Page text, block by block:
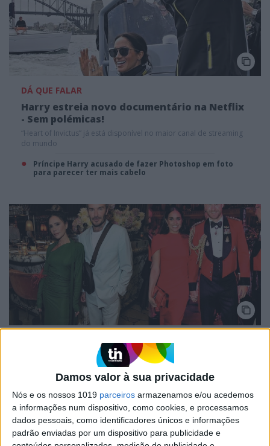
Damos valor à sua privacidade
Nós e os nossos 1019 parceiros armazenamos e/ou acedemos
a informações num dispositivo, como cookies, e processamos
dados pessoais, como identificadores únicos e informações
padrão enviadas por um dispositivo para publicidade e
DÁ QUE FALAR
Harry estreia novo documentário na Netflix
- Sem polémicas!
“Heart of Invictus” já está disponível no maior canal de streaming
do mundo
Príncipe Harry acusado de fazer Photoshop em foto
para parecer ter mais cabelo
David e Victoria Beckham cortam relações
com Meghan e Harry!
A amizade que unia os dois casais há vários anos chegou ao fim
após uma forte discussão… ao telefone. A reaproximação estará
fora de questão
David e Victoria Beckham têm aulas de salsa. Veja-os a
dançar